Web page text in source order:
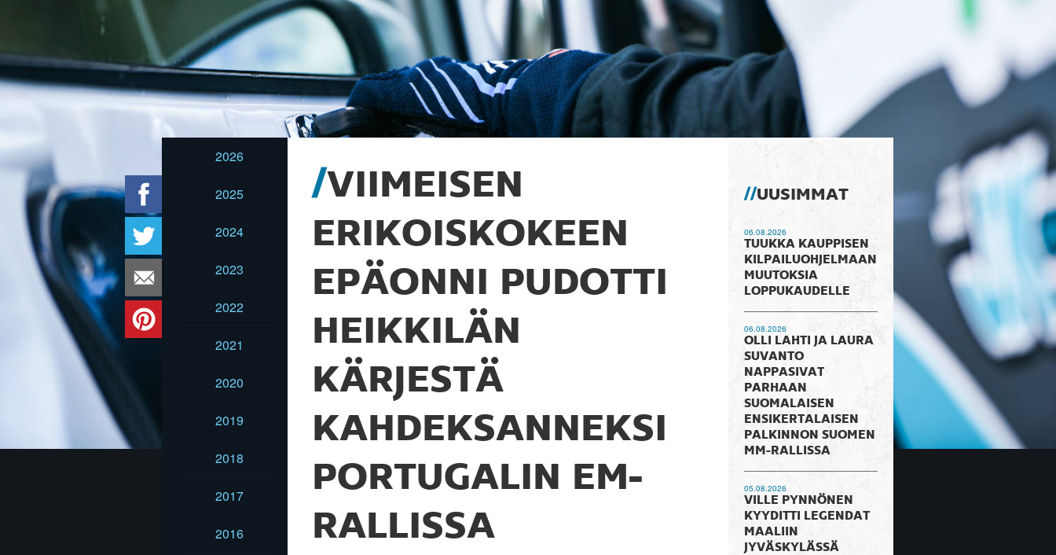
2026
2025
2024
2023
2022
2021
2020
2019
2018
2017
2016
VIIMEISEN
ERIKOISKOKEEN
EPÄONNI PUDOTTI
HEIKKILÄN
KÄRJESTÄ
KAHDEKSANNEKSI
PORTUGALIN EM-
RALLISSA
UUSIMMAT
06.08.2026
TUUKKA KAUPPISEN
KILPAILUOHJELMAAN
MUUTOKSIA
LOPPUKAUDELLE
06.08.2026
OLLI LAHTI JA LAURA
SUVANTO
NAPPASIVAT
PARHAAN
SUOMALAISEN
ENSIKERTALAISEN
PALKINNON SUOMEN
MM-RALLISSA
05.08.2026
VILLE PYNNÖNEN
KYYDITTI LEGENDAT
MAALIIN
JYVÄSKYLÄSSÄ